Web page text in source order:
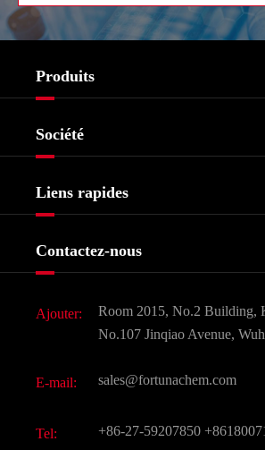
Produits
Biochimique
Produits agrochimiques et
Ingrédients cosmétiques
Saveurs et parfums
CAS chimiques
Société
Histoire de l'entreprise
Liens rapides
Contactez-nous
Ajouter:
Room 2015, No.2 Building,
No.107 Jinqiao Avenue,
E-mail: sales@fortunachem.com
Tel: +86-27-59207850